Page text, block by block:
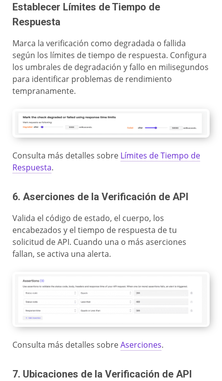
Establecer Límites de Tiempo de
Respuesta
Marca la verificación como degradada o fallida
según los límites de tiempo de respuesta. Configura
los umbrales de degradación y fallo en milisegundos
para identificar problemas de rendimiento
tempranamente.
Consulta más detalles sobre Límites de Tiempo de
Respuesta.
6. Aserciones de la Verificación de API
Valida el código de estado, el cuerpo, los
encabezados y el tiempo de respuesta de tu
solicitud de API. Cuando una o más aserciones
fallan, se activa una alerta.
Consulta más detalles sobreAserciones.
7. Ubicaciones de la Verificación de API